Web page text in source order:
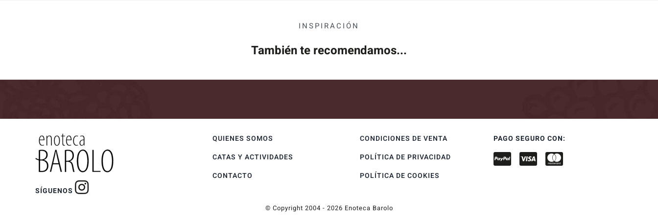
INSPIRACIÓN
También te recomendamos...
SÍGUENOS
QUIENES SOMOS
CATAS Y ACTIVIDADES
CONTACTO
CONDICIONES DE VENTA
POLÍTICA DE PRIVACIDAD
POLÍTICA DE COOKIES
PAGO SEGURO CON:
© Copyright 2004 - 2026 Enoteca Barolo